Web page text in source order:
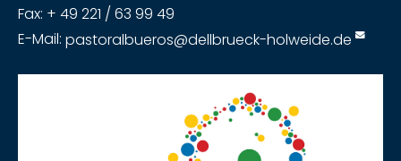
Fax: + 49 221 / 63 99 49
E-Mail: pastoralbueros@dellbrueck-holweide.de